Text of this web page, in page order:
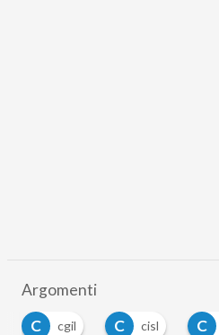
Argomenti
cgil cisl